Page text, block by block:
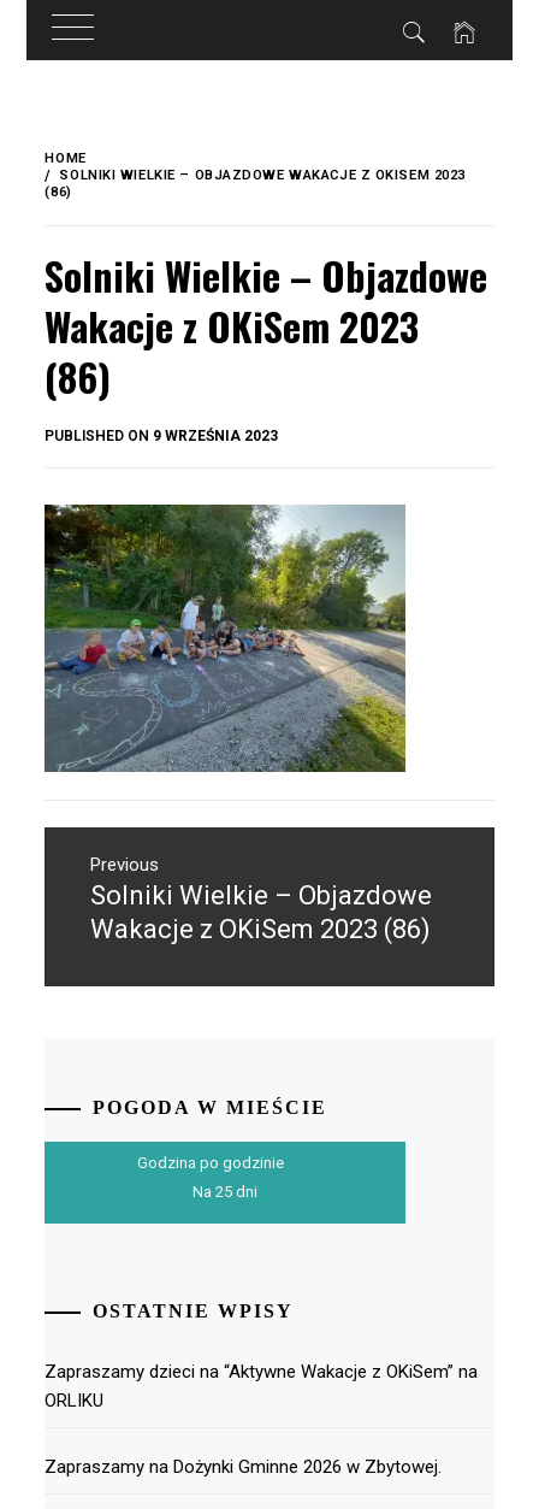
treści
content
HOME
SOLNIKI WIELKIE – OBJAZDOWE WAKACJE Z OKISEM 2023
(86)
Solniki Wielkie – Objazdowe
Wakacje z OKiSem 2023
(86)
PUBLISHED ON 9 WRZEŚNIA 2023
wpisuPrevious
Previous
post:
Solniki Wielkie – Objazdowe
Wakacje z OKiSem 2023 (86)
POGODA W MIEŚCIE
Godzina po godzinie
Na 25 dni
OSTATNIE WPISY
Zapraszamy dzieci na “Aktywne Wakacje z OKiSem” na
ORLIKU
Zapraszamy na Dożynki Gminne 2026 w Zbytowej.